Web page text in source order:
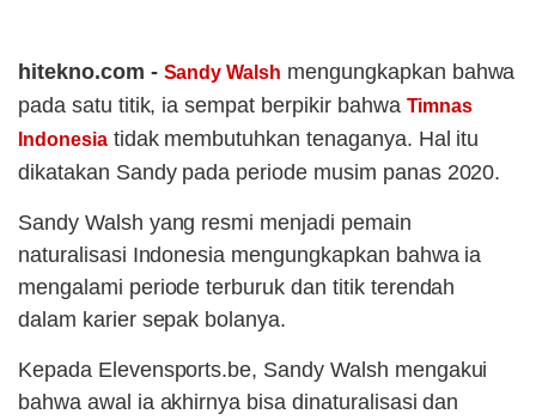
hitekno.com - Sandy Walsh mengungkapkan bahwa
pada satu titik, ia sempat berpikir bahwa Timnas
Indonesiatidak membutuhkan tenaganya. Hal itu
dikatakan Sandy pada periode musim panas 2020.
Sandy Walsh yang resmi menjadi pemain
naturalisasi Indonesia mengungkapkan bahwa ia
mengalami periode terburuk dan titik terendah
dalam karier sepak bolanya.
Kepada Elevensports.be, Sandy Walsh mengakui
bahwa awal ia akhirnya bisa dinaturalisasi dan